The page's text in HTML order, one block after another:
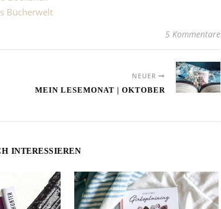
Bücherwelt
5 Kommentare
NEUER
MEIN LESEMONAT | OKTOBER
INTERESSIEREN